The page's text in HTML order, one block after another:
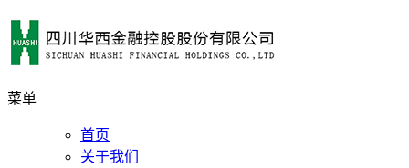
菜单
首页
关于我们